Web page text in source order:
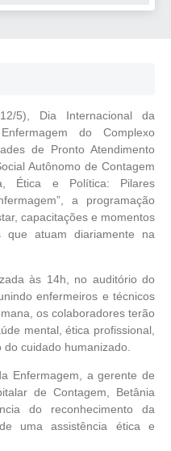
5), Dia Internacional da
do Complexo
de Pronto Atendimento
Autônomo de Contagem
Ética e Política: Pilares
a programação
capacitações e momentos
que atuam diariamente na
às 14h, no auditório do
enfermeiros e técnicos
os colaboradores terão
mental, ética profissional,
cuidado humanizado.
Enfermagem, a gerente de
de Contagem, Betânia
do reconhecimento da
uma assistência ética e